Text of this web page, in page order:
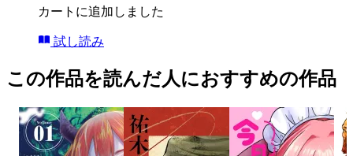
カートに追加しました
試し読み
この作品を読んだ人におすすめの作品